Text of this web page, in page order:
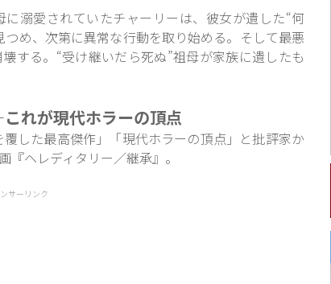
溺愛されていたチャーリーは、彼女が遺した“何
め、次第に異常な行動を取り始める。そして最悪
する。“受け継いだら死ぬ”祖母が家族に遺したも
れが現代ホラーの頂点
した最高傑作」「現代ホラーの頂点」と批評家か
ヘレディタリー／継承』。
サーリンク